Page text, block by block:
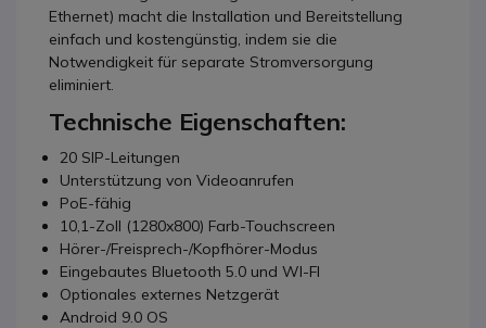
Ethernet) macht die Installation und Bereitstellung
einfach und kostengünstig, indem sie die
Notwendigkeit für separate Stromversorgung
eliminiert.
Technische Eigenschaften:
20 SIP-Leitungen
Unterstützung von Videoanrufen
PoE-fähig
10,1-Zoll (1280x800) Farb-Touchscreen
Hörer-/Freisprech-/Kopfhörer-Modus
Eingebautes Bluetooth 5.0 und WI-FI
Optionales externes Netzgerät
Android 9.0 OS